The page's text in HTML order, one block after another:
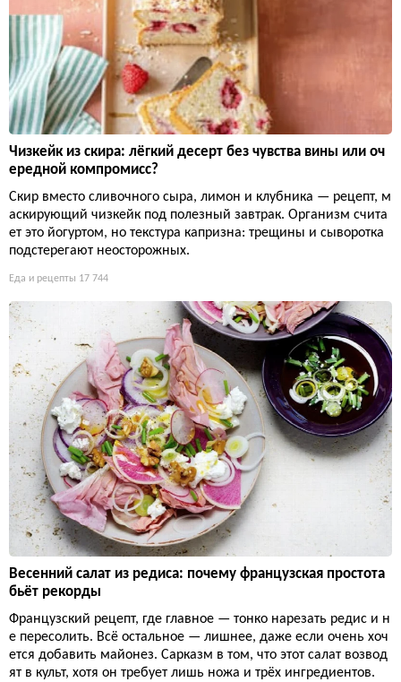
Чизкейк из скира: лёгкий десерт без чувства вины или оч
ередной компромисс?
Скир вместо сливочного сыра, лимон и клубника — рецепт, м
аскирующий чизкейк под полезный завтрак. Организм счита
ет это йогуртом, но текстура капризна: трещины и сыворотка
подстерегают неосторожных.
Еда и рецепты 17 744
Весенний салат из редиса: почему французская простота
бьёт рекорды
Французский рецепт, где главное — тонко нарезать редис и н
е пересолить. Всё остальное — лишнее, даже если очень хоч
ется добавить майонез. Сарказм в том, что этот салат возвод
ят в культ, хотя он требует лишь ножа и трёх ингредиентов.